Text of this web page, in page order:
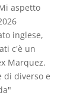
aspetto
inglese,
c'è un
Marquez.
di diverso e